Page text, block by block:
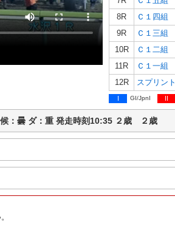
8R
Ｃ１四
9R
Ｃ１三
10R
Ｃ１二
11R
Ｃ１一
12R
スプリ
I GI/JpnI II
候：曇 ダ：重 発走時刻10:35 ２歳 ２歳